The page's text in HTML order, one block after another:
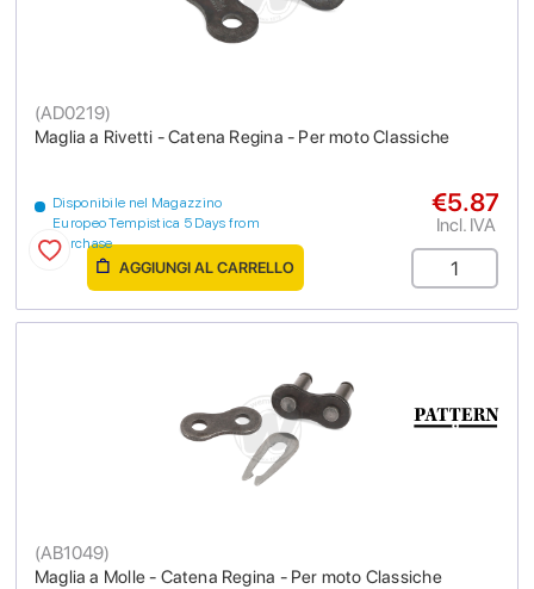
Maglia a Rivetti - Catena Regina - Per moto Classiche
(AD0219)
Disponibile nel Magazzino
Europeo Tempistica 5 Days from
purchase
€5.87
Incl. IVA
AGGIUNGI AL CARRELLO
Maglia a Molle - Catena Regina - Per moto Classiche
(AB1049)